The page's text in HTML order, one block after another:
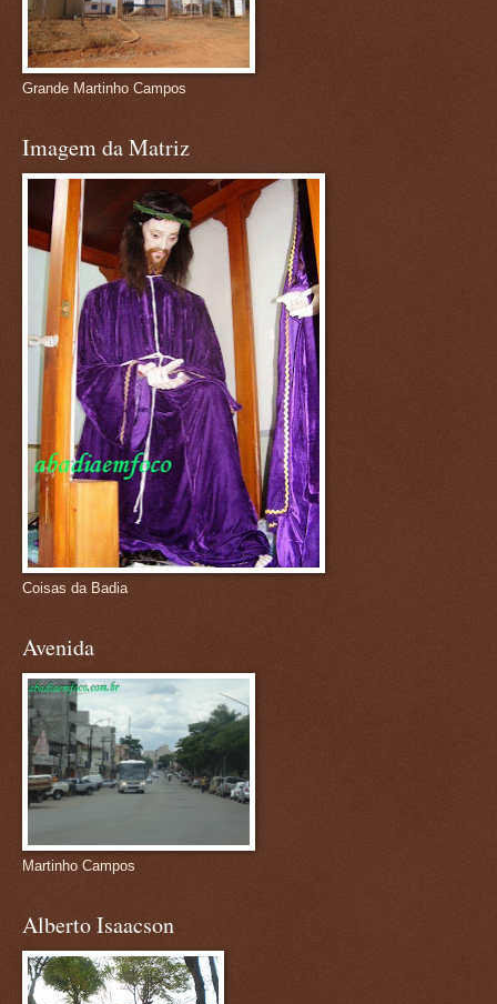
Grande Martinho Campos
Imagem da Matriz
Coisas da Badia
Avenida
Martinho Campos
Alberto Isaacson